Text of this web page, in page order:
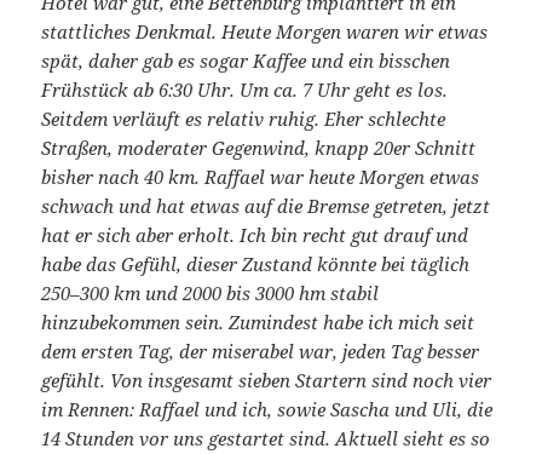
stattliches Denkmal. Heute Morgen waren wir etwas
spät, daher gab es sogar Kaffee und ein bisschen
Frühstück ab 6:30 Uhr. Um ca. 7 Uhr geht es los.
Seitdem verläuft es relativ ruhig. Eher schlechte
Straßen, moderater Gegenwind, knapp 20er Schnitt
bisher nach 40 km. Raffael war heute Morgen etwas
schwach und hat etwas auf die Bremse getreten, jetzt
hat er sich aber erholt. Ich bin recht gut drauf und
habe das Gefühl, dieser Zustand könnte bei täglich
250–300 km und 2000 bis 3000 hm stabil
hinzubekommen sein. Zumindest habe ich mich seit
dem ersten Tag, der miserabel war, jeden Tag besser
gefühlt. Von insgesamt sieben Startern sind noch vier
im Rennen: Raffael und ich, sowie Sascha und Uli, die
14 Stunden vor uns gestartet sind. Aktuell sieht es so